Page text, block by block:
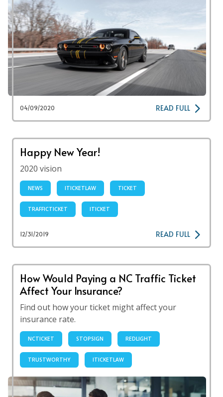
04/09/2020 READ FULL
Happy New Year!
2020 vision
NEWS ITICKETLAW TICKET
TRAFFICTICKET ITICKET
12/31/2019 READ FULL
How Would Paying a NC Traffic Ticket
Affect Your Insurance?
Find out how your ticket might affect your
insurance rate.
NCTICKET STOPSIGN REDLIGHT
TRUSTWORTHY ITICKETLAW